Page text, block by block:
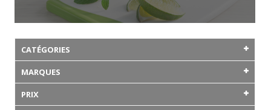
CATÉGORIES
MARQUES
PRIX